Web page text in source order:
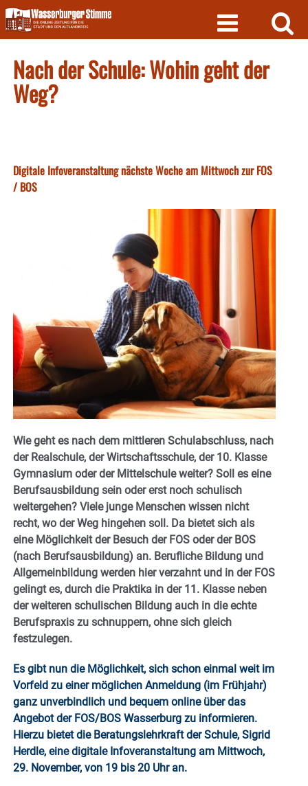
Skip
to
content
Nach der Schule: Wohin geht der
Weg?
Digitale Infoveranstaltung nächste Woche am Mittwoch zur FOS
/ BOS
Wie geht es nach dem mittleren Schulabschluss, nach
der Realschule, der Wirtschaftsschule, der 10. Klasse
Gymnasium oder der Mittelschule weiter? Soll es eine
Berufsausbildung sein oder erst noch schulisch
weitergehen? Viele junge Menschen wissen nicht
recht, wo der Weg hingehen soll. Da bietet sich als
eine Möglichkeit der Besuch der FOS oder der BOS
(nach Berufsausbildung) an. Berufliche Bildung und
Allgemeinbildung werden hier verzahnt und in der FOS
gelingt es, durch die Praktika in der 11. Klasse neben
der weiteren schulischen Bildung auch in die echte
Berufspraxis zu schnuppern, ohne sich gleich
festzulegen.
Es gibt nun die Möglichkeit, sich schon einmal weit im
Vorfeld zu einer möglichen Anmeldung (im Frühjahr)
ganz unverbindlich und bequem online über das
Angebot der FOS/BOS Wasserburg zu informieren.
Hierzu bietet die Beratungslehrkraft der Schule, Sigrid
Herdle, eine digitale Infoveranstaltung am Mittwoch,
29. November, von 19 bis 20 Uhr an.